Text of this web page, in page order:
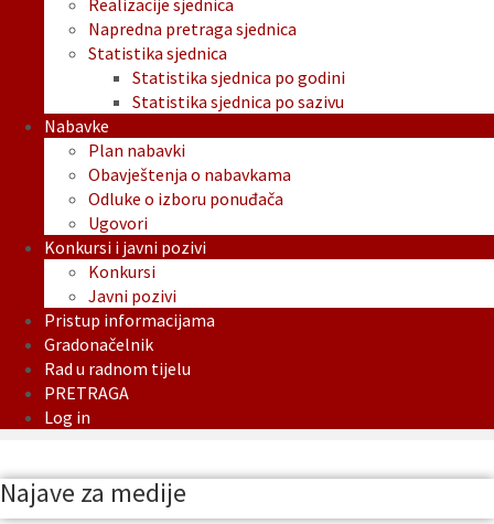
Realizacije sjednica
Napredna pretraga sjednica
Statistika sjednica
Statistika sjednica po godini
Statistika sjednica po sazivu
Nabavke
Plan nabavki
Obavještenja o nabavkama
Odluke o izboru ponuđača
Ugovori
Konkursi i javni pozivi
Konkursi
Javni pozivi
Pristup informacijama
Gradonačelnik
Rad u radnom tijelu
PRETRAGA
Log in
Najave za medije